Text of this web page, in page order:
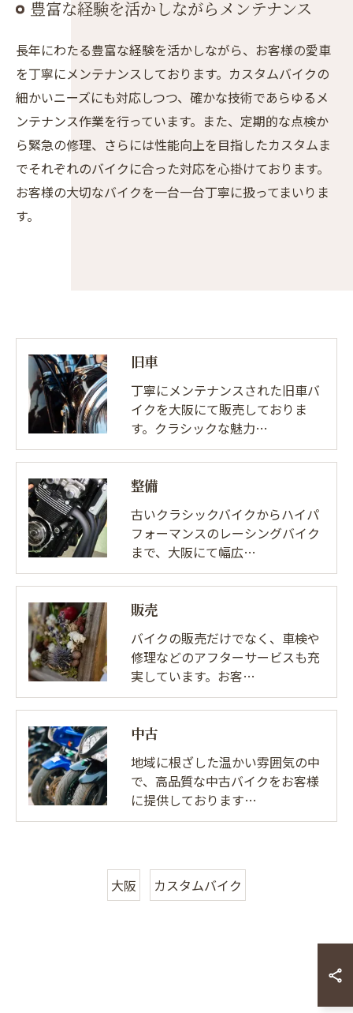
豊富な経験を活かしながらメンテナンス
長年にわたる豊富な経験を活かしながら、お客様の愛車
を丁寧にメンテナンスしております。カスタムバイクの
細かいニーズにも対応しつつ、確かな技術であらゆるメ
ンテナンス作業を行っています。また、定期的な点検か
ら緊急の修理、さらには性能向上を目指したカスタムま
でそれぞれのバイクに合った対応を心掛けております。
お客様の大切なバイクを一台一台丁寧に扱ってまいりま
す。
旧車
丁寧にメンテナンスされた旧車バ
イクを大阪にて販売しておりま
す。クラシックな魅力…
整備
古いクラシックバイクからハイパ
フォーマンスのレーシングバイク
まで、大阪にて幅広…
販売
バイクの販売だけでなく、車検や
修理などのアフターサービスも充
実しています。お客…
中古
地域に根ざした温かい雰囲気の中
で、高品質な中古バイクをお客様
に提供しております…
大阪 カスタムバイク